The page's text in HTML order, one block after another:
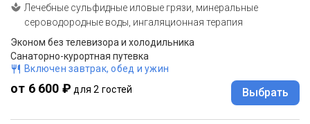
Лечебные сульфидные иловые грязи, минеральные
сероводородные воды, ингаляционная терапия
Эконом без телевизора и холодильника
Санаторно-курортная путевка
Включен завтрак, обед и ужин
от 6 600 ₽ для 2 гостей Выбрать